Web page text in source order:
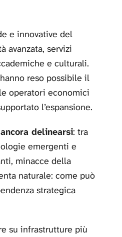
e innovative del
avanzata, servizi
e culturali.
reso possibile il
operatori economici
l’espansione.
delinearsi: tra
emergenti e
minacce della
naturale: come può
strategica
su infrastrutture più